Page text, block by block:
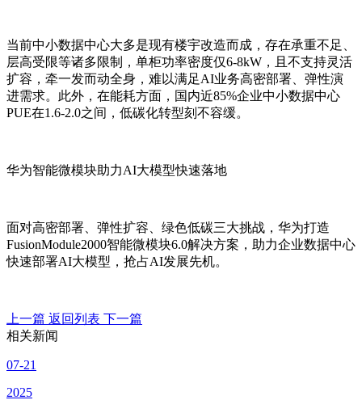
当前中小数据中心大多是现有楼宇改造而成，存在承重不足、
层高受限等诸多限制，单柜功率密度仅6-8kW，且不支持灵活
扩容，牵一发而动全身，难以满足AI业务高密部署、弹性演
进需求。此外，在能耗方面，国内近85%企业中小数据中心
PUE在1.6-2.0之间，低碳化转型刻不容缓。
华为智能微模块助力AI大模型快速落地
面对高密部署、弹性扩容、绿色低碳三大挑战，华为打造
FusionModule2000智能微模块6.0解决方案，助力企业数据中心
快速部署AI大模型，抢占AI发展先机。
上一篇 返回列表 下一篇
相关新闻
07-21
2025